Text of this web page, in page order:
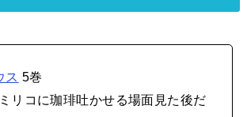
ス 5巻
リコに珈琲吐かせる場面見た後だ